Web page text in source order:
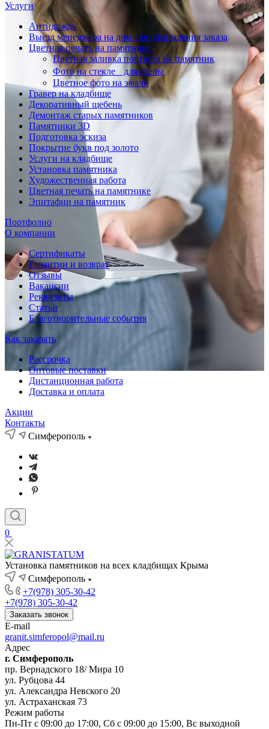
Услуги
Антидождь
Выезд менеджера на дом для оформления заказа
Цветная печать на памятнике
Цветная заливка портрета на памятник
Фото на стекле для стелы
Цветное фото на эмали
Гравер на кладбище
Декоративный щебень
Демонтаж старых памятников
Памятники 3D
Подготовка эскиза
Покрытие букв под золото
Услуги на кладбище
Установка памятника
Художественная работа
Цветная печать на памятнике
Эпитафии на памятник
Портфолио
О компании
Сертификаты
Гарантии и возврат
Отзывы
Вакансии
Реквизиты
Статьи
Благотворительные события
Как заказать
Рассрочка
Оптовые поставки
Дистанционная работа
Доставка и оплата
Акции
Контакты
Симферополь
0
Установка памятников на всех кладбищах Крыма
Симферополь
+7(978) 305-30-42
+7(978) 305-30-42
Заказать звонок
E-mail
granit.simferopol@mail.ru
Адрес
г. Симферополь
пр. Вернадского 18/ Мира 10
ул. Рубцова 44
ул. Александра Невского 20
ул. Астраханская 73
Режим работы
Пн-Пт с 09:00 до 17:00, Сб с 09:00 до 15:00, Вс выходной